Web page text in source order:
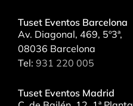
Tuset Eventos Barcelona
Av. Diagonal, 469, 5º3ª,
08036 Barcelona
Tel: 931 220 005
Tuset Eventos Madrid